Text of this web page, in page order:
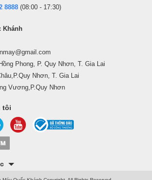
8888 (08:00 - 17:30)
Khánh
Phong, P. Quy Nhơn, T. Gia Lai
Nhơn, T. Gia Lai
Vương,P.Quy Nhơn
tôi